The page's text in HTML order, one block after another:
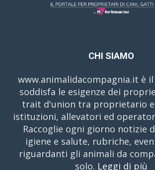
CHI SIAMO
www.animalidacompagnia.it è
soddisfa le esigenze dei
trait d'union tra proprietario
istituzioni, allevatori ed
Raccoglie ogni giorno notizie
igiene e salute, rubriche,
riguardanti gli animali da
solo. Leggi di più